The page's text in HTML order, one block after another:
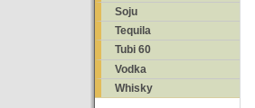
Soju
Tequila
Tubi 60
Vodka
Whisky